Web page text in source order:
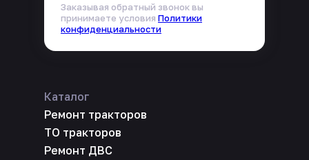
Каталог
Ремонт тракторов
ТО тракторов
Ремонт ДВС
Заказывая обратный звонок вы
принимаете условия Политики
конфиденциальности